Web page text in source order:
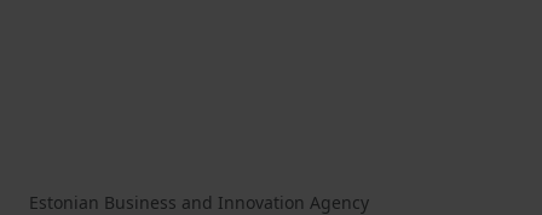
Estonian Business and Innovation Agency